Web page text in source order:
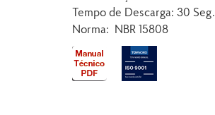
Tempo de Descarga: 30 Seg.
Norma: NBR 15808